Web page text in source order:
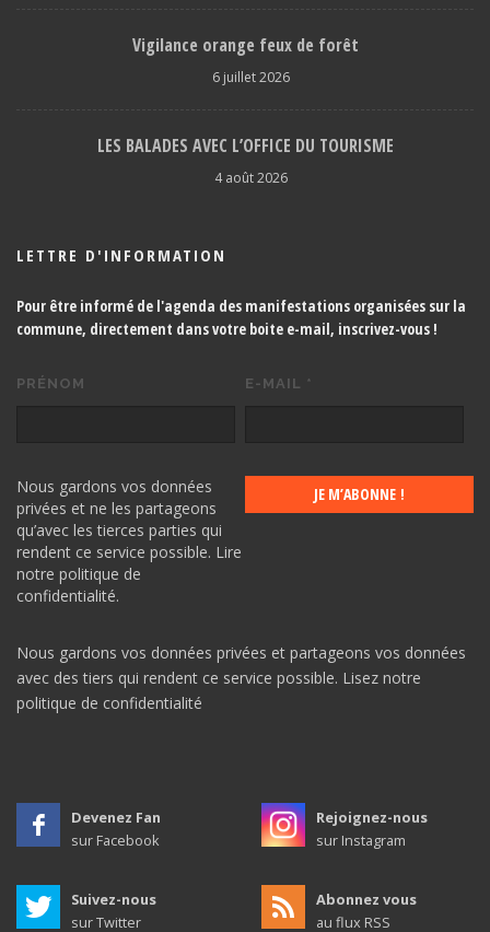
Vigilance orange feux de forêt
6 juillet 2026
LES BALADES AVEC L’OFFICE DU TOURISME
4 août 2026
LETTRE D'INFORMATION
Pour être informé de l'agenda des manifestations organisées sur la
commune, directement dans votre boite e-mail, inscrivez-vous !
PRÉNOM E-MAIL *
Nous gardons vos données
privées et ne les partageons
qu’avec les tierces parties qui
rendent ce service possible. Lire
notre politique de
confidentialité.
Nous gardons vos données privées et partageons vos données
avec des tiers qui rendent ce service possible. Lisez notre
politique de confidentialité
Devenez Fan
sur Facebook
Rejoignez-nous
sur Instagram
Suivez-nous
sur Twitter
Abonnez vous
au flux RSS